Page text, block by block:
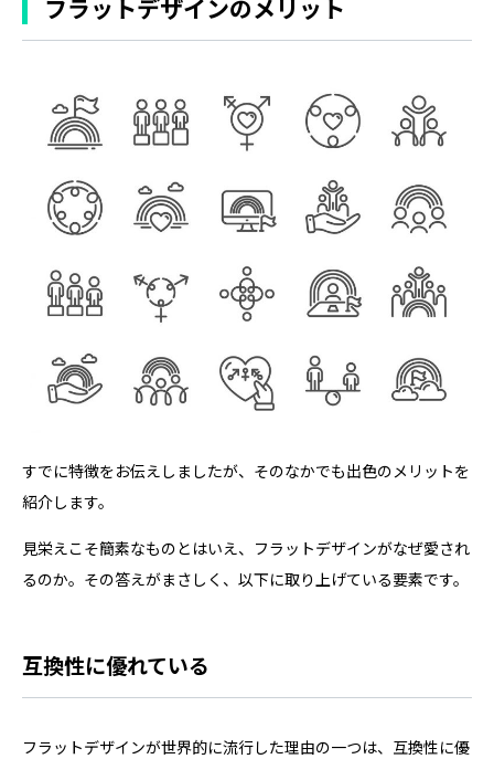
フラットデザインのメリット
すでに特徴をお伝えしましたが、そのなかでも出色のメリットを
紹介します。
見栄えこそ簡素なものとはいえ、フラットデザインがなぜ愛され
るのか。その答えがまさしく、以下に取り上げている要素です。
互換性に優れている
フラットデザインが世界的に流行した理由の一つは、互換性に優